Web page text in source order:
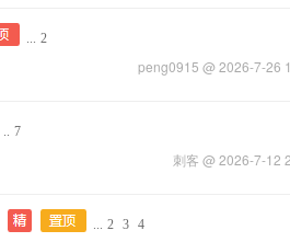
... 2
peng0915 @ 2026-7-26
.. 7
刺客 @ 2026-7-12
... 2 3 4